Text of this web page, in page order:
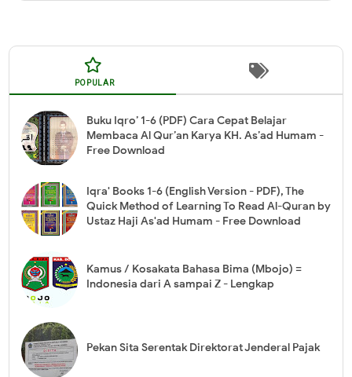
POPULAR
Buku Iqro’ 1-6 (PDF) Cara Cepat Belajar
Membaca Al Qur’an Karya KH. As’ad Humam -
Free Download
Iqra' Books 1-6 (English Version - PDF), The
Quick Method of Learning To Read Al-Quran by
Ustaz Haji As'ad Humam - Free Download
Kamus / Kosakata Bahasa Bima (Mbojo) =
Indonesia dari A sampai Z - Lengkap
Pekan Sita Serentak Direktorat Jenderal Pajak